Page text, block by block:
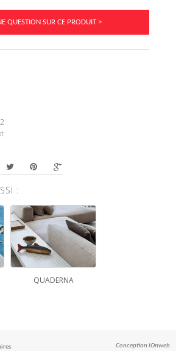
QUESTION SUR CE PRODUIT >
:
QUADERNA
Conception iOnweb